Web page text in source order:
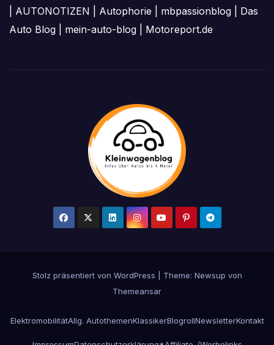
AUTONOTIZEN Autophorie mbpassionblog
Das
Auto Blog
mein-auto-blog Motoreport.de
Stolz präsentiert von WordPress
Theme: Newsup von
Themeansar
ElektromobilitätAllg. AutothemenKlassikerBlogrollNewsletterKontakt